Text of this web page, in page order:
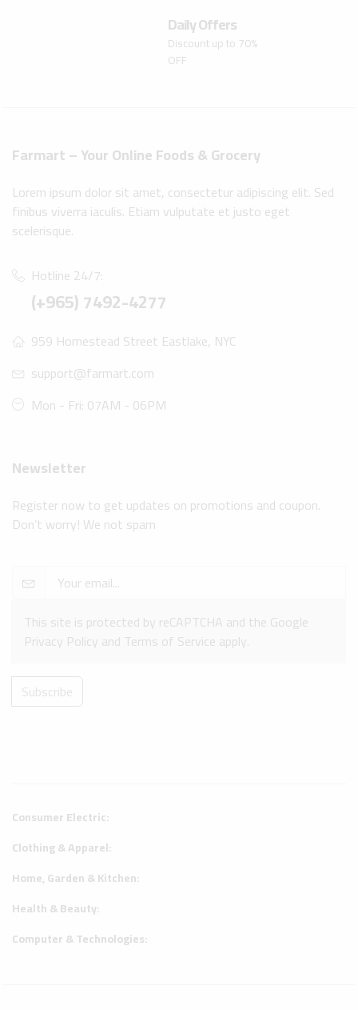
Daily Offers
Discount up to 70%
OFF
Farmart – Your Online Foods & Grocery
Lorem ipsum dolor sit amet, consectetur adipiscing elit. Sed
finibus viverra iaculis. Etiam vulputate et justo eget
scelerisque.
Hotline 24/7:
(+965) 7492-4277
959 Homestead Street Eastlake, NYC
support@farmart.com
Mon - Fri: 07AM - 06PM
Newsletter
Register now to get updates on promotions and coupon.
Don’t worry! We not spam
This site is protected by reCAPTCHA and the Google
Privacy Policy and Terms of Service apply.
Subscribe
Consumer Electric:
Clothing & Apparel:
Home, Garden & Kitchen:
Health & Beauty:
Computer & Technologies: